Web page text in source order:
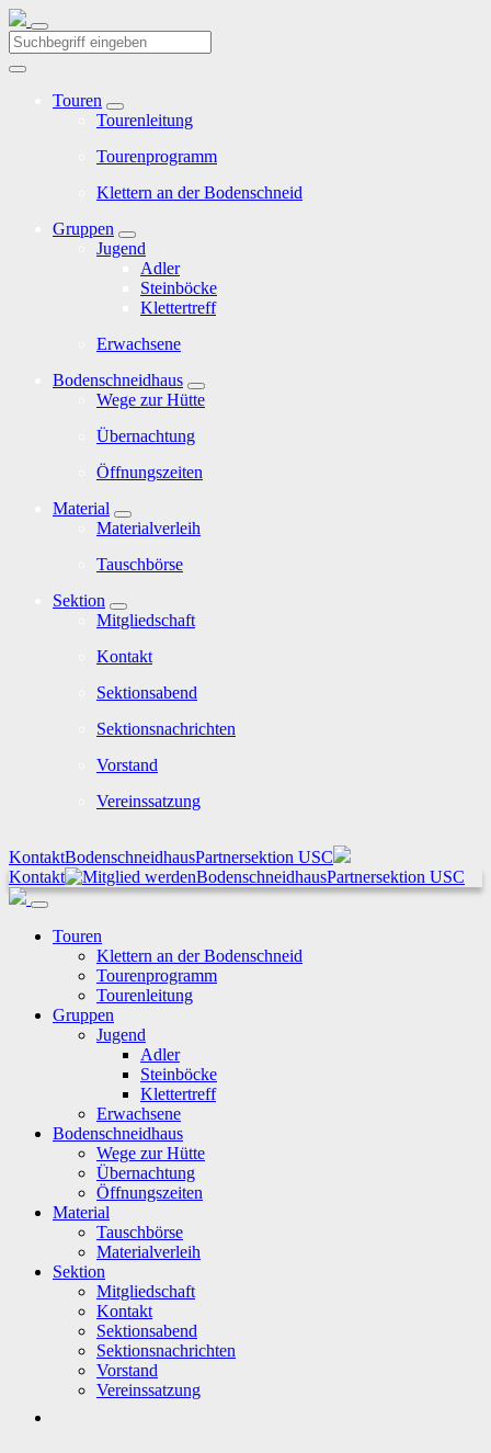
Touren
Tourenleitung
Tourenprogramm
Klettern an der Bodenschneid
Gruppen
Jugend
Adler
Steinböcke
Klettertreff
Erwachsene
Bodenschneidhaus
Wege zur Hütte
Übernachtung
Öffnungszeiten
Material
Materialverleih
Tauschbörse
Sektion
Mitgliedschaft
Kontakt
Sektionsabend
Sektionsnachrichten
Vorstand
Vereinssatzung
KontaktBodenschneidhausPartnersektion USC
Kontakt
BodenschneidhausPartnersektion USC
Touren
Klettern an der Bodenschneid
Tourenprogramm
Tourenleitung
Gruppen
Jugend
Adler
Steinböcke
Klettertreff
Erwachsene
Bodenschneidhaus
Wege zur Hütte
Übernachtung
Öffnungszeiten
Material
Tauschbörse
Materialverleih
Sektion
Mitgliedschaft
Kontakt
Sektionsabend
Sektionsnachrichten
Vorstand
Vereinssatzung